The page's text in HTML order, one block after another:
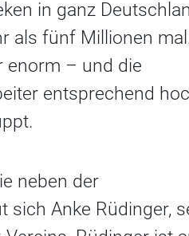
in ganz
als fünf Millionen
enorm – und die
entsprechend
neben der
sich Anke Rüdinger,